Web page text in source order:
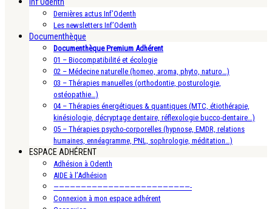
Dernières actus Inf’Odenth
Les newsletters Inf’Odenth
Documenthèque
Documenthèque Premium Adhérent
01 – Biocompatibilité et écologie
02 – Médecine naturelle (homeo, aroma, phyto, naturo…)
03 – Thérapies manuelles (orthodontie, posturologie,
ostéopathie…)
04 – Thérapies énergétiques & quantiques (MTC, étiothérapie,
kinésiologie, décryptage dentaire, réflexologie bucco-dentaire…)
05 – Thérapies psycho-corporelles (hypnose, EMDR, relations
humaines, ennéagramme, PNL, sophrologie, méditation…)
ESPACE ADHÉRENT
Adhésion à Odenth
AIDE à l’Adhésion
—————————————————————————-
Connexion à mon espace adhérent